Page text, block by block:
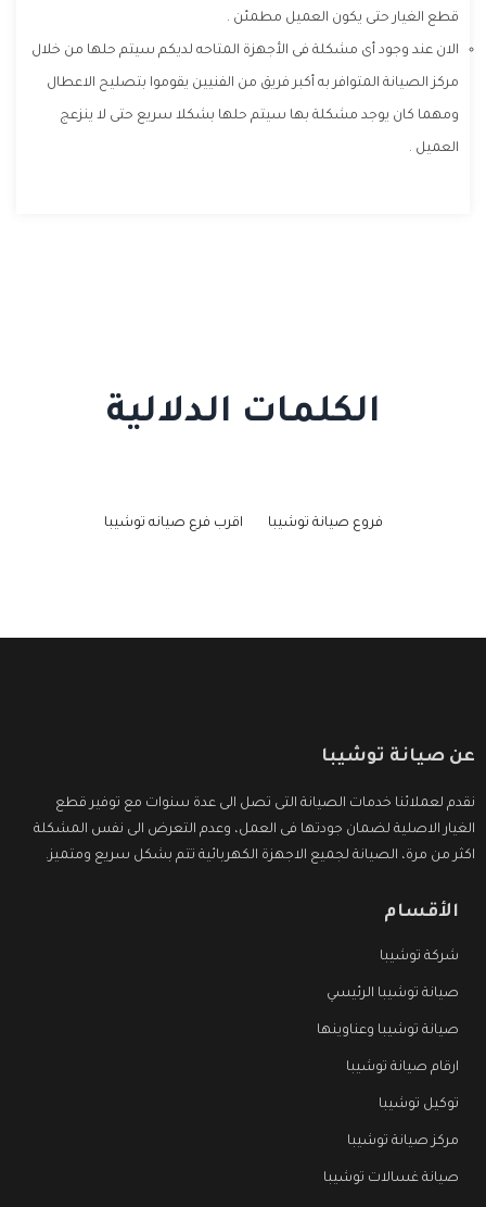
قطع الغيار حتى يكون العميل مطمئن .
الان عند وجود أى مشكلة فى الأجهزة المتاحه لديكم سيتم حلها من خلال
مركز الصيانة المتوافر به أكبر فريق من الفنيين يقوموا بتصليح الاعطال
ومهما كان يوجد مشكلة بها سيتم حلها بشكلا سريع حتى لا ينزعج
العميل .
الكلمات الدلالية
فروع صيانة توشيبا اقرب فرع صيانه توشيبا
عن صيانة توشيبا
نقدم لعملائنا خدمات الصيانة التى تصل الى عدة سنوات مع توفير قطع
الغيار الاصلية لضمان جودتها فى العمل، وعدم التعرض الى نفس المشكلة
اكثر من مرة، الصيانة لجميع الاجهزة الكهربائية تتم بشكل سريع ومتميز.
الأقسام
شركة توشيبا
صيانة توشيبا الرئيسي
صيانة توشيبا وعناوينها
ارقام صيانة توشيبا
توكيل توشيبا
مركز صيانة توشيبا
صيانة غسالات توشيبا